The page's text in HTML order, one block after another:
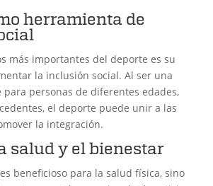
herramienta de
más importantes del deporte es su
la inclusión social. Al ser una
para personas de diferentes edades,
el deporte puede unir a las
la integración.
salud y el bienestar
beneficioso para la salud física, sino